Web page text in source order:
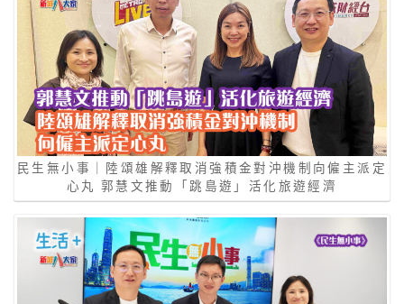
民生無小事｜陸頌雄解釋取消強積金對沖機制向僱主派定
心丸 郭慧文推動「跳島遊」活化旅遊經濟